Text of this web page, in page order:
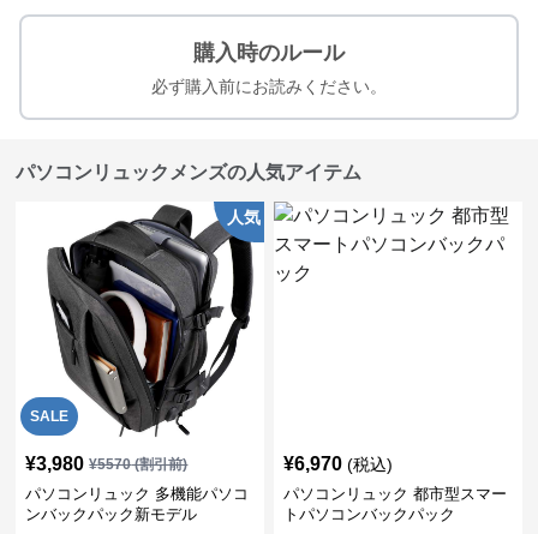
購入時のルール
必ず購入前にお読みください。
パソコンリュックメンズの人気アイテム
SALE
人気
¥3,980 ¥5570(割引前)
パソコンリュック 多機能パソコ
ンバックパック新モデル
¥6,970 (税込)
パソコンリュック 都市型スマー
トパソコンバックパック